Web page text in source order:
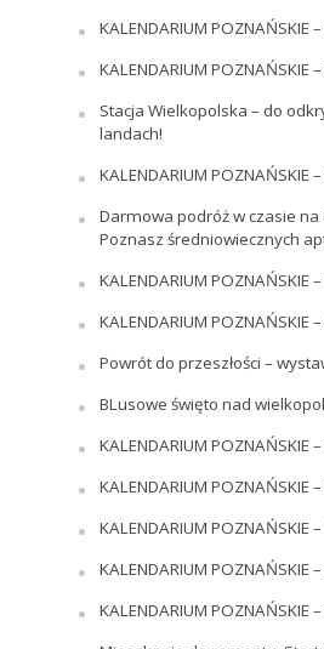
KALENDARIUM POZNAŃSKIE
KALENDARIUM POZNAŃSKIE
Stacja Wielkopolska – do
landach!
KALENDARIUM POZNAŃSKIE
Darmowa podróż w czasie
Poznasz średniowiecznych
KALENDARIUM POZNAŃSKIE
KALENDARIUM POZNAŃSKIE
Powrót do przeszłości –
BLusowe święto nad
KALENDARIUM POZNAŃSKIE
KALENDARIUM POZNAŃSKIE
KALENDARIUM POZNAŃSKIE
KALENDARIUM POZNAŃSKIE
KALENDARIUM POZNAŃSKIE